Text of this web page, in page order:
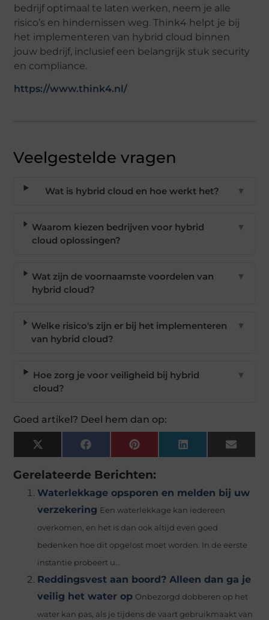
bedrijf optimaal te laten werken, neem je alle
risico’s en hindernissen weg. Think4 helpt je bij
het implementeren van hybrid cloud binnen
jouw bedrijf, inclusief een belangrijk stuk security
en compliance.
https://www.think4.nl/
Veelgestelde vragen
Wat is hybrid cloud en hoe werkt het? ▼
Waarom kiezen bedrijven voor hybrid
cloud oplossingen?
▼
Wat zijn de voornaamste voordelen van
hybrid cloud?
▼
Welke risico's zijn er bij het implementeren
van hybrid cloud?
▼
Hoe zorg je voor veiligheid bij hybrid
cloud?
▼
Goed artikel? Deel hem dan op:
X
(Twitter)
FacebookPinterest LinkedIn Email
Gerelateerde Berichten:
Waterlekkage opsporen en melden bij uw
verzekering Een waterlekkage kan iedereen
overkomen, en het is dan ook altijd even goed
bedenken hoe dit opgelost moet worden. In de eerste
instantie probeert u...
Reddingsvest aan boord? Alleen dan ga je
veilig het water op Onbezorgd dobberen op het
water kan pas, als je tijdens de vaart gebruikmaakt van